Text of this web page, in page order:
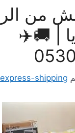
من
| 🚚✈️
shipping